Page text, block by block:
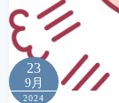
23
9月
2024